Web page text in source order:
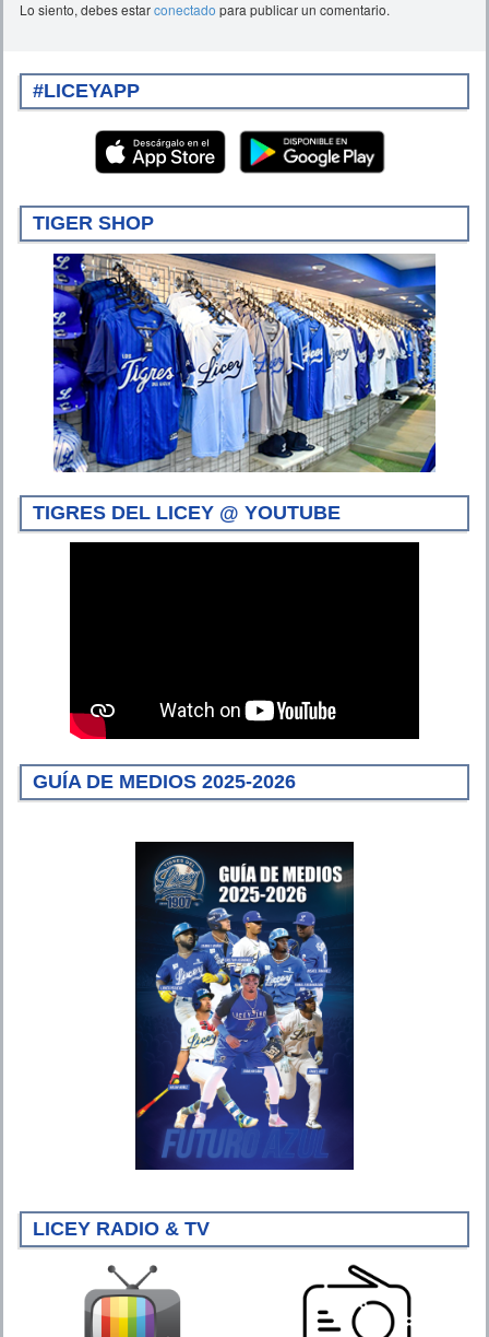
Lo siento, debes estarconectado para publicar un comentario.
#LICEYAPP
TIGER SHOP
TIGRES DEL LICEY @ YOUTUBE
GUÍA DE MEDIOS 2025-2026
LICEY RADIO & TV